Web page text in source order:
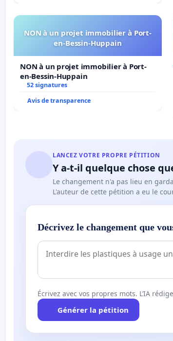
NON à un projet immobilier à Port-
en-Bessin-Huppain
NON à un projet immobilier à Port-
en-Bessin-Huppain
52 signatures
Avis de transparence
LANCEZ VOTRE PROPRE PÉTITION
Y a-t-il quelque chose
Le changement n'a pas lieu en
L'auteur de cette pétition a eu le
Décrivez le changement que
Écrivez avec vos propres mots. L’IA
Générer la pétition